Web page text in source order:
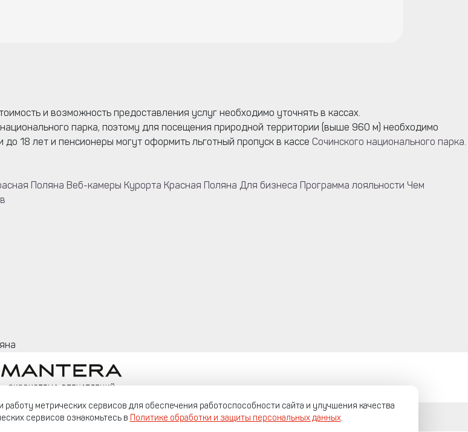
и возможность предоставления услуг необходимо уточнять в кассах.
парка, поэтому для посещения природной территории (выше 960 м) необходимо
18 лет и пенсионеры могут оформить льготный пропуск в кассе Сочинского национального парка.
Поляна Веб-камеры Курорта Красная Поляна Для бизнеса Программа лояльности Чем
метрических сервисов для обеспечения работоспособности сайта и улучшения качества
сервисов ознакомьтесь в Политике обработки и защиты персональных данных.